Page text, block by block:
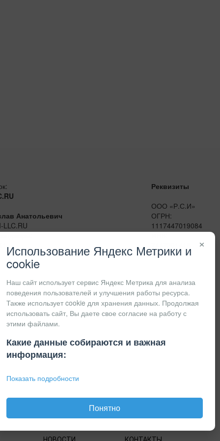
Анатольевич
LLC.RU
Реквизиты
ООО «Р.С.И»
ОГРН:
1117447019084
ИНН:
КПП:
×
Использование Яндекс Метрики и
cookie
Наш сайт использует сервис Яндекс Метрика для анализа
поведения пользователей и улучшения работы ресурса.
Также использует cookie для хранения данных. Продолжая
использовать сайт, Вы даете свое согласие на работу с
этими файлами.
Какие данные собираются и важная
информация:
Показать подробности
Понятно